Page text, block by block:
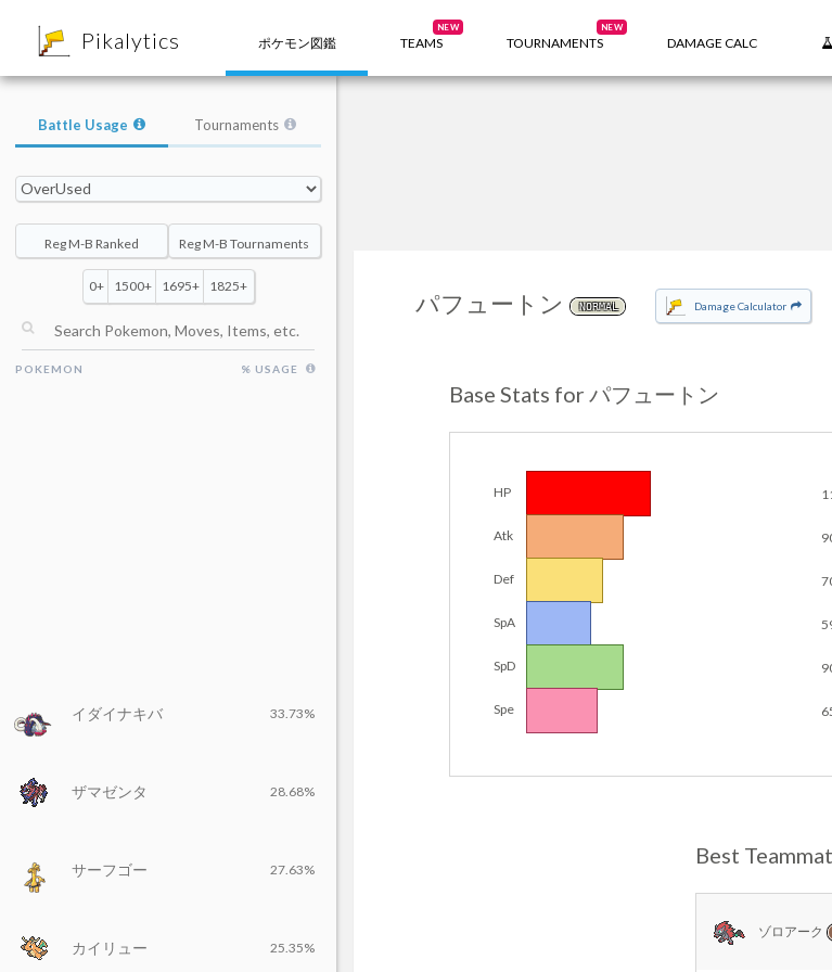
Pikalytics ポケモン図鑑 TEAMS
NEW
TOURNAMENTS
NEW
DAMAGE CALC
パフュートン NORMAL Damage Calculator
Base Stats for パフュートン
HP
Atk
Def
SpA
SpD
Spe
Best
ゾロアーク
Battle Usage Tournaments
Reg M-B Ranked Reg M-B Tournaments
0+ 1500+ 1695+ 1825+
POKEMON % USAGE
イダイナキバ 33.73%
ザマゼンタ 28.68%
サーフゴー 27.63%
カイリュー 25.35%